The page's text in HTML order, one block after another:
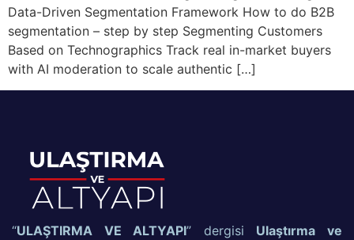
Data-Driven Segmentation Framework How to do B2B
segmentation – step by step Segmenting Customers
Based on Technographics Track real in-market buyers
with AI moderation to scale authentic […]
“ULAŞTIRMA VE ALTYAPI” dergisi Ulaştırma ve